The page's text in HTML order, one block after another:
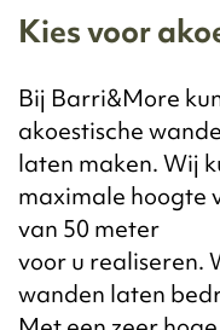
Kies voor
Bij Barri&More
akoestische
laten maken. Wij
maximale hoogte
van 50 meter
voor u realiseren.
wanden laten